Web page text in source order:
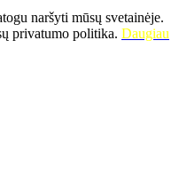
naršyti mūsų svetainėje.
privatumo politika. Daugiau